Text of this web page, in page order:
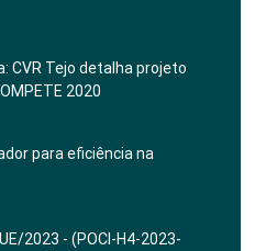
CVR Tejo detalha projeto
2020
para eficiência na
2023 - (POCI-H4-2023-